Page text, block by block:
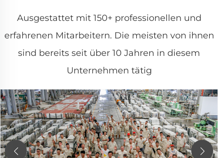
Ausgestattet mit 150+ professionellen und
erfahrenen Mitarbeitern. Die meisten von ihnen
sind bereits seit über 10 Jahren in diesem
Unternehmen tätig